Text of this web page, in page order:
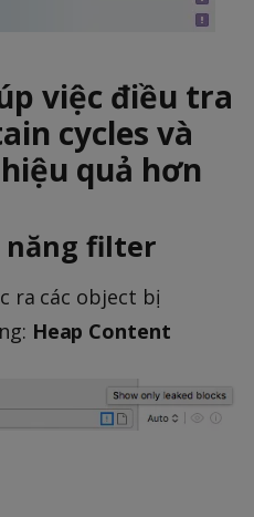
việc điều tra
cycles và
quả hơn
năng filter
ra các object bị
Heap Content